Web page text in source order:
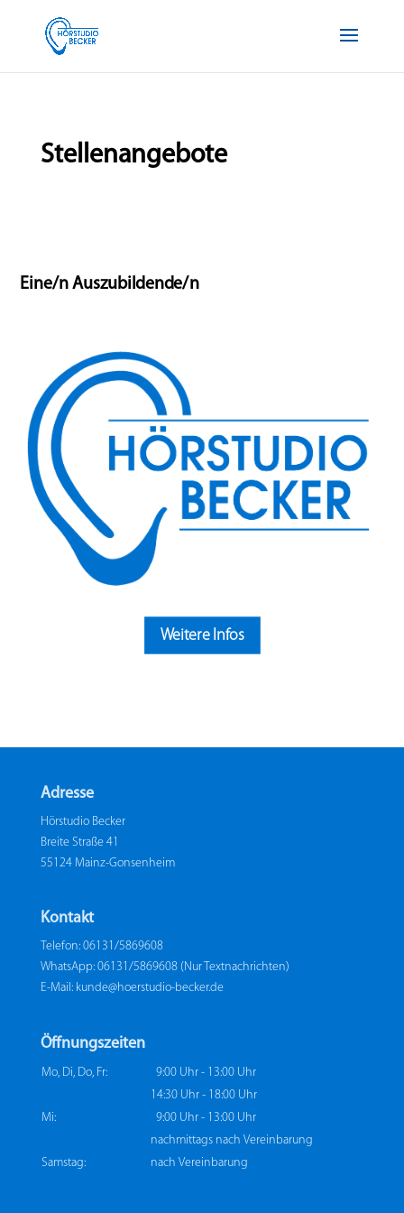
Stellenangebote
Eine/n Auszubildende/n
Weitere Infos
Adresse
Hörstudio Becker
Breite Straße 41
55124 Mainz-Gonsenheim
Kontakt
Telefon: 06131/5869608
WhatsApp: 06131/5869608 (Nur Textnachrichten)
E-Mail: kunde@hoerstudio-becker.de
Öffnungszeiten
Mo, Di, Do, Fr:
9:00 Uhr - 13:00 Uhr
14:30 Uhr - 18:00 Uhr
Mi:
9:00 Uhr - 13:00 Uhr
nachmittags nach Vereinbarung
Samstag:
nach Vereinbarung